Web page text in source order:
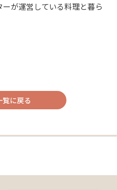
が運営している料理と暮ら
覧に戻る